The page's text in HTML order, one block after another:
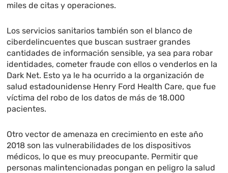
miles de citas y operaciones.
Los servicios sanitarios también son el blanco de
ciberdelincuentes que buscan sustraer grandes
cantidades de información sensible, ya sea para robar
identidades, cometer fraude con ellos o venderlos en la
Dark Net. Esto ya le ha ocurrido a la organización de
salud estadounidense Henry Ford Health Care, que fue
víctima del robo de los datos de más de 18.000
pacientes.
Otro vector de amenaza en crecimiento en este año
2018 son las vulnerabilidades de los dispositivos
médicos, lo que es muy preocupante. Permitir que
personas malintencionadas pongan en peligro la salud